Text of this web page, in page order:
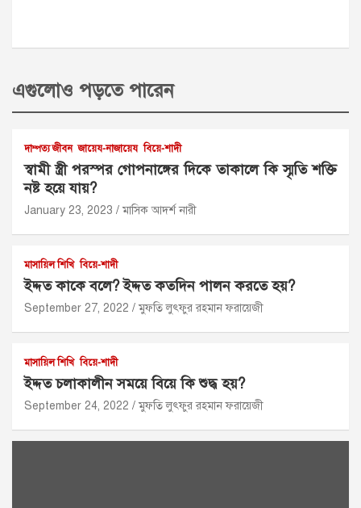
এগুলোও পড়তে পারেন
দাম্পত্য জীবন জায়েয-নাজায়েয বিয়ে-শাদী
স্বামী স্ত্রী পরস্পর গোপনাঙ্গের দিকে তাকালে কি স্মৃতি শক্তি
নষ্ট হয়ে যায়?
January 23, 2023 মাসিক আদর্শ নারী
মাসায়িল শিখি বিয়ে-শাদী
ইদ্দত কাকে বলে? ইদ্দত কতদিন পালন করতে হয়?
September 27, 2022 মুফতি লুৎফুর রহমান ফরায়েজী
মাসায়িল শিখি বিয়ে-শাদী
ইদ্দত চলাকালীন সময়ে বিয়ে কি শুদ্ধ হয়?
September 24, 2022 মুফতি লুৎফুর রহমান ফরায়েজী